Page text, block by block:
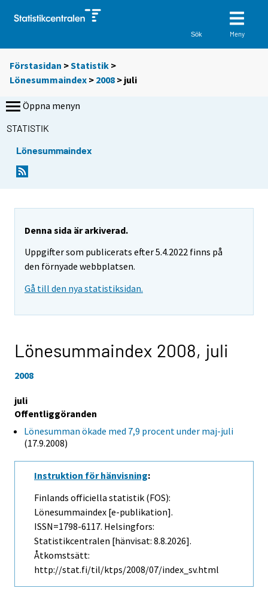
Sök Meny
Förstasidan >Statistik >
Lönesummaindex > 2008 > juli
Öppna menyn
STATISTIK
Lönesummaindex
Denna sida är arkiverad.
Uppgifter som publicerats efter 5.4.2022 finns på
den förnyade webbplatsen.
Gå till den nya statistiksidan.
Lönesummaindex 2008, juli
2008
juli
Offentliggöranden
Lönesumman ökade med 7,9 procent under maj-juli
(17.9.2008)
Instruktion för hänvisning:
Finlands officiella statistik (FOS):
Lönesummaindex [e-publikation].
ISSN=1798-6117. Helsingfors:
Statistikcentralen [hänvisat: 8.8.2026].
Åtkomstsätt:
http://stat.fi/til/ktps/2008/07/index_sv.html